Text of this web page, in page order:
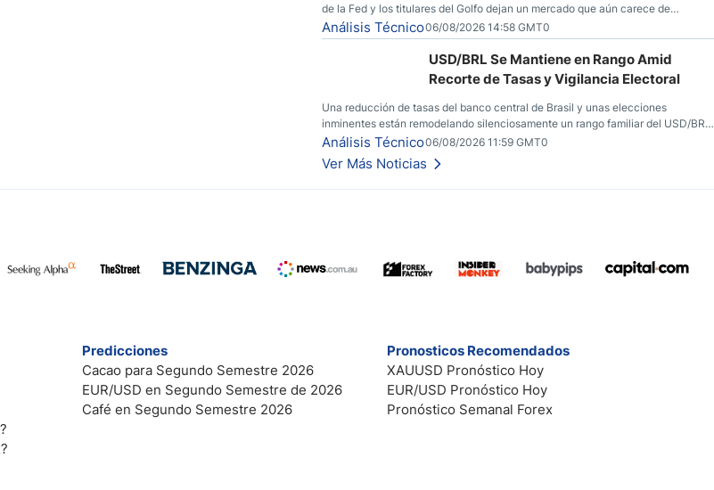
de la Fed y los titulares del Golfo dejan un mercado que aún carece de
convicción real.
Análisis Técnico06/08/2026 14:58 GMT0
USD/BRL Se Mantiene en Rango Amid
Recorte de Tasas y Vigilancia Electoral
Una reducción de tasas del banco central de Brasil y unas elecciones
inminentes están remodelando silenciosamente un rango familiar del USD/BRL.
Una reducción de tasas por parte del banco central de Brasil y unas elecciones
inminentes están remodelando silenciosamente un rango familiar del USD/BRL.
Esto es lo que los traders están observando a continuación.
Análisis Técnico06/08/2026 11:59 GMT0
Ver Más Noticias
Predicciones
Cacao para Segundo Semestre 2026
EUR/USD en Segundo Semestre de 2026
Café en Segundo Semestre 2026
Pronosticos Recomendados
XAUUSD Pronóstico Hoy
EUR/USD Pronóstico Hoy
Pronóstico Semanal Forex